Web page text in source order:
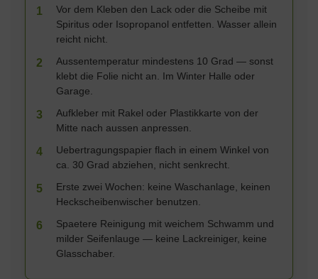
1
Vor dem Kleben den Lack oder die Scheibe mit
Spiritus oder Isopropanol entfetten. Wasser allein
reicht nicht.
2
Aussentemperatur mindestens 10 Grad — sonst
klebt die Folie nicht an. Im Winter Halle oder
Garage.
3
Aufkleber mit Rakel oder Plastikkarte von der
Mitte nach aussen anpressen.
4
Uebertragungspapier flach in einem Winkel von
ca. 30 Grad abziehen, nicht senkrecht.
5
Erste zwei Wochen: keine Waschanlage, keinen
Heckscheibenwischer benutzen.
6
Spaetere Reinigung mit weichem Schwamm und
milder Seifenlauge — keine Lackreiniger, keine
Glasschaber.